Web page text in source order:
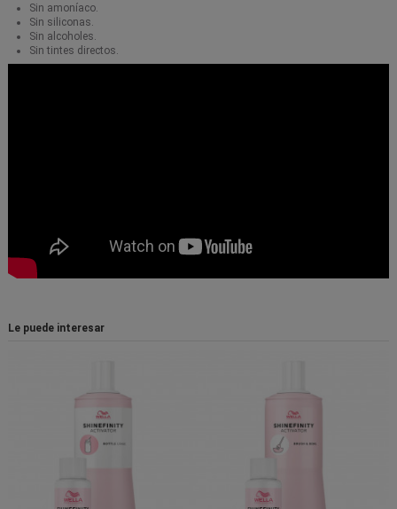
Sin amoníaco.
Sin siliconas.
Sin alcoholes.
Sin tintes directos.
Le puede interesar